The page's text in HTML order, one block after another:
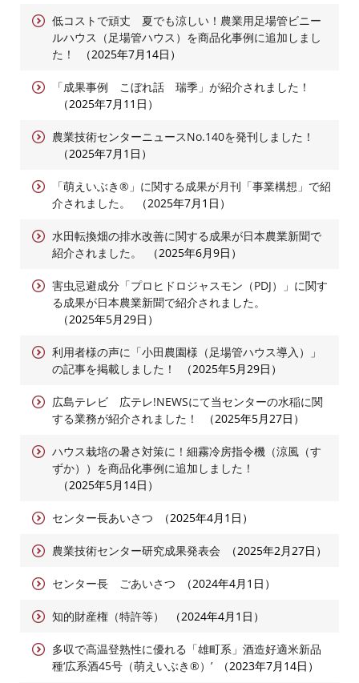
低コストで頑丈 夏でも涼しい！農業用足場管ビニー
ルハウス（足場管ハウス）を商品化事例に追加しまし
た！
2025年7月14日
「成果事例 こぼれ話 瑞季」が紹介されました！
2025年7月11日
農業技術センターニュースNo.140を発刊しました！
2025年7月1日
「萌えいぶき®」に関する成果が月刊「事業構想」で紹
介されました。
2025年7月1日
水田転換畑の排水改善に関する成果が日本農業新聞で
紹介されました。
2025年6月9日
害虫忌避成分「プロヒドロジャスモン（PDJ）」に関す
る成果が日本農業新聞で紹介されました。
2025年5月29日
利用者様の声に「小田農園様（足場管ハウス導入）」
の記事を掲載しました！
2025年5月29日
広島テレビ 広テレ!NEWSにて当センターの水稲に関
する業務が紹介されました！
2025年5月27日
ハウス栽培の暑さ対策に！細霧冷房指令機（涼風（す
ずか））を商品化事例に追加しました！
2025年5月14日
センター長あいさつ 2025年4月1日
農業技術センター研究成果発表会 2025年2月27日
センター長 ごあいさつ 2024年4月1日
知的財産権（特許等） 2024年4月1日
多収で高温登熟性に優れる「雄町系」酒造好適米新品
種‘広系酒45号（萌えいぶき®）’
2023年7月14日